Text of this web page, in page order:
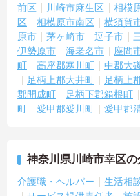
前区
川崎市麻生区 相模
区
相模原市南区 横須賀
原市
茅ヶ崎市 逗子市
伊勢原市
海老名市 座間
町
高座郡寒川町 中郡大
足柄上郡大井町
足柄上
郡開成町
足柄下郡箱根町
町
愛甲郡愛川町 愛甲郡
神奈川県川崎市幸区
介護職・ヘルパー 生活相